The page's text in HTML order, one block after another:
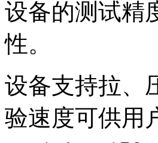
设备的测试精
性。
设备支持拉、
验速度可供用